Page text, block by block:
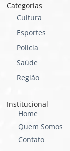
Categorias
Cultura
Esportes
Polícia
Saúde
Região
Institucional
Home
Quem Somos
Contato